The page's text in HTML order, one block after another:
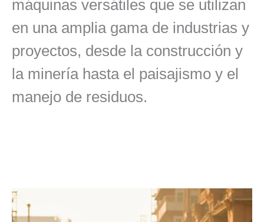
máquinas versátiles que se utilizan
en una amplia gama de industrias y
proyectos, desde la construcción y
la minería hasta el paisajismo y el
manejo de residuos.